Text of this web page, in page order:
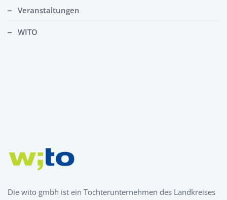
Veranstaltungen
WITO
Die wito gmbh ist ein Tochterunternehmen des Landkreises